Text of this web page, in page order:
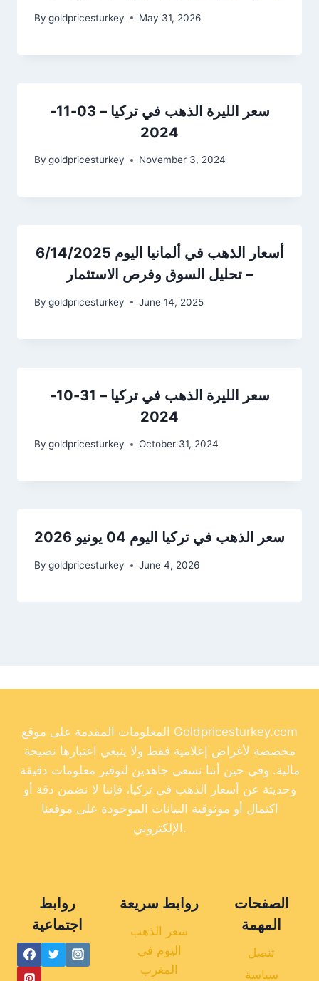
By goldpricesturkey May 31, 2026
سعر الليرة الذهب في تركيا – 03-11-
2024
By goldpricesturkey November 3, 2024
أسعار الذهب في ألمانيا اليوم 6/14/2025
– تحليل السوق وفرص الاستثمار
By goldpricesturkey June 14, 2025
سعر الليرة الذهب في تركيا – 31-10-
2024
By goldpricesturkey October 31, 2024
سعر الذهب في تركيا اليوم 04 يونيو 2026
By goldpricesturkey June 4, 2026
المعلومات المقدمة على موقع Goldpricesturkey.com
مخصصة لأغراض إعلامية فقط ولا ينبغي اعتبارها نصيحة
مالية. وفي حين أننا نسعى جاهدين لتوفير معلومات دقيقة
وحديثة عن أسعار الذهب في تركيا، فإننا لا نضمن دقة أو
اكتمال أو موثوقية البيانات الموجودة على موقعنا
الإلكتروني.
روابط
اجتماعية
روابط سريعة
سعر الذهب
اليوم في
المغرب
الصفحات
المهمة
تنصل
سياسة